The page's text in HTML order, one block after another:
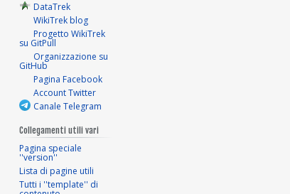
DataTrek
WikiTrek blog
Progetto WikiTrek
su GitPull
Organizzazione su
GitHub
Pagina Facebook
Account Twitter
Canale Telegram
Collegamenti utili vari
Pagina speciale
''version''
Lista di pagine utili
Tutti i ''template'' di